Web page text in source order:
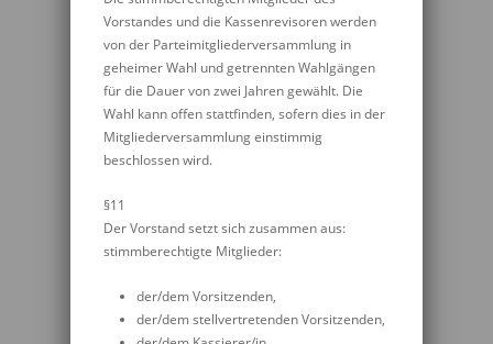
Vorstandes und die Kassenrevisoren werden
von der Parteimitgliederversammlung in
geheimer Wahl und getrennten Wahlgängen
für die Dauer von zwei Jahren gewählt. Die
Wahl kann offen stattfinden, sofern dies in der
Mitgliederversammlung einstimmig
beschlossen wird.
§11
Der Vorstand setzt sich zusammen aus:
stimmberechtigte Mitglieder:
der/dem Vorsitzenden,
der/dem stellvertretenden Vorsitzenden,